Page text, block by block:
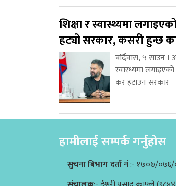
शिक्षा र स्वास्थ्यमा
हट्यो सरकार, कसरी हुन्छ
बर्दिवास, ५ साउन ।
स्वास्थ्यमा
कर हटाउन सरकार
हामीलाई सम्पर्क गर्नुहोस
सुचना बिभाग दर्ता नं:- १७०७/